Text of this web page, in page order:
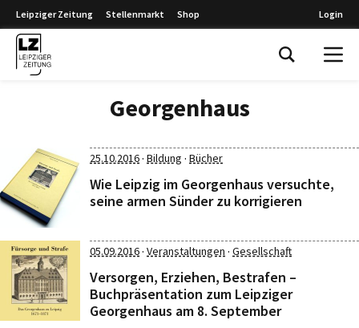
Leipziger Zeitung Stellenmarkt Shop Login
Georgenhaus
25.10.2016· Bildung · Bücher
Wie Leipzig im Georgenhaus versuchte,
seine armen Sünder zu korrigieren
05.09.2016· Veranstaltungen · Gesellschaft
Versorgen, Erziehen, Bestrafen –
Buchpräsentation zum Leipziger
Georgenhaus am 8. September